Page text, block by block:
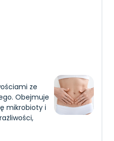
ze
Obejmuje
mikrobioty i